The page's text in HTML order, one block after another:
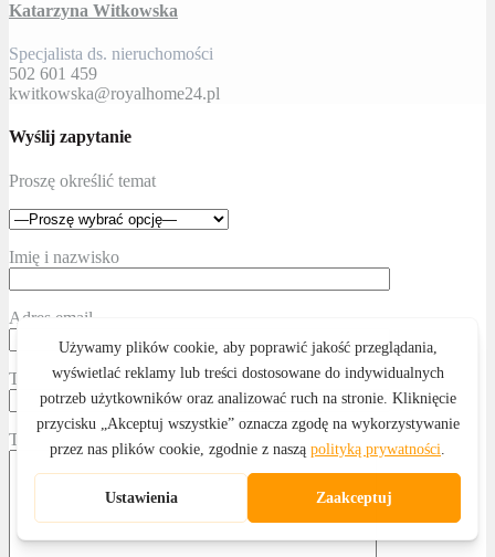
Katarzyna Witkowska
Specjalista ds. nieruchomości
502 601 459
kwitkowska@royalhome24.pl
Wyślij zapytanie
Proszę określić temat
Imię i nazwisko
Adres email
Telefon kontaktowy
Treść wiadomości